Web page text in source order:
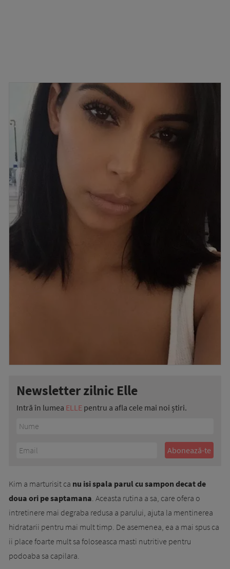
Newsletter zilnic Elle
Intră în lumea ELLE pentru a afla cele mai noi știri.
Kim a marturisit ca nu isi spala parul cu sampon decat de
doua ori pe saptamana. Aceasta rutina a sa, care ofera o
intretinere mai degraba redusa a parului, ajuta la mentinerea
hidratarii pentru mai mult timp. De asemenea, ea a mai spus ca
ii place foarte mult sa foloseasca masti nutritive pentru
podoaba sa capilara.